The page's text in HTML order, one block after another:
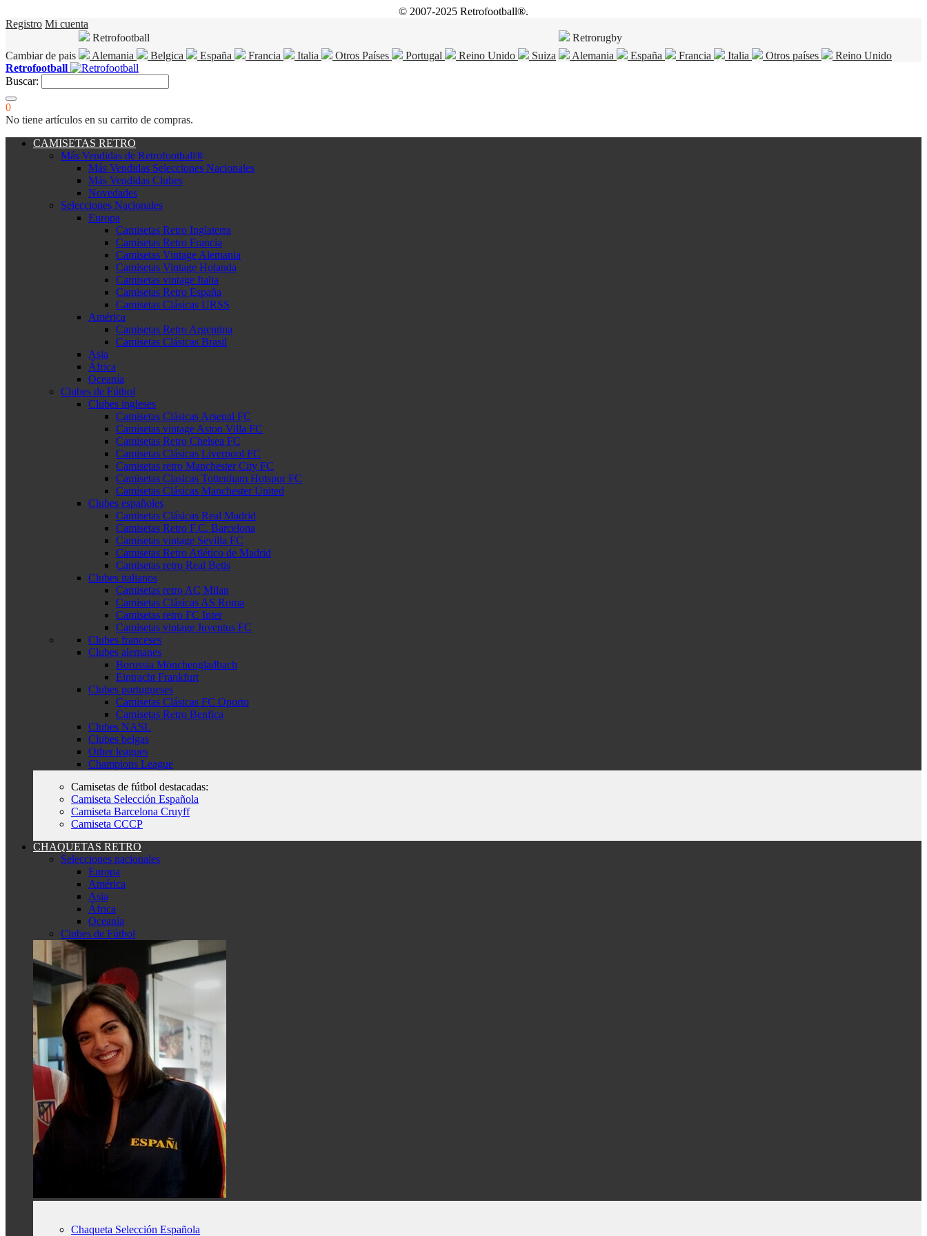
© 2007-2025 Retrofootball®.
Registro Mi cuenta
Cambiar de pais
Retrofootball
Alemania
Belgica España Francia Italia Otros Países Portugal Reino Unido Suiza
Retrorugby
Alemania
España Francia Italia Otros países
Reino Unido
Retrofootball
Buscar:
0
No tiene artículos en su carrito de compras.
CAMISETAS RETRO
Más Vendidas de Retrofootball®
Más Vendidas Selecciones Nacionales
Más Vendidas Clubes
Novedades
Selecciones Nacionales
Europa
Camisetas Retro Inglaterra
Camisetas Retro Francia
Camisetas Vintage Alemania
Camisetas Vintage Holanda
Camisetas vintage Italia
Camisetas Retro España
Camisetas Clásicas URSS
América
Camisetas Retro Argentina
Camisetas Clásicas Brasil
Asia
África
Oceanía
Clubes de Fútbol
Clubes ingleses
Camisetas Clásicas Arsenal FC
Camisetas vintage Aston Villa FC
Camisetas Retro Chelsea FC
Camisetas Clásicas Liverpool FC
Camisetas retro Manchester City FC
Camisetas Clasicas Tottenham Hotspur FC
Camisetas Clásicas Manchester United
Clubes españoles
Camisetas Clásicas Real Madrid
Camisetas Retro F.C. Barcelona
Camisetas vintage Sevilla FC
Camisetas Retro Atlético de Madrid
Camisetas retro Real Betis
Clubes italianos
Camisetas retro AC Milan
Camisetas Clásicas AS Roma
Camisetas retro FC Inter
Camisetas vintage Juventus FC
Clubes franceses
Clubes alemanes
Borussia Mönchengladbach
Eintracht Frankfurt
Clubes portugueses
Camisetas Clásicas FC Oporto
Camisetas Retro Benfica
Clubes NASL
Clubes belgas
Other leagues
Champions League
Camisetas de fútbol destacadas:
Camiseta Selección Española
Camiseta Barcelona Cruyff
Camiseta CCCP
CHAQUETAS RETRO
Selecciones nacionales
Europa
América
Asia
África
Oceanía
Clubes de Fútbol
Chaqueta Selección Española